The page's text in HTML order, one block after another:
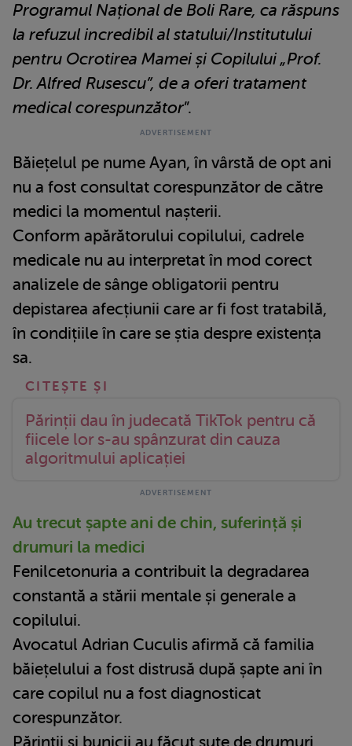
Programul Național de Boli Rare, ca răspuns
la refuzul incredibil al statului/Institutului
pentru Ocrotirea Mamei și Copilului „Prof.
Dr. Alfred Rusescu”, de a oferi tratament
medical corespunzător”.
Băiețelul pe nume Ayan, în vârstă de opt ani
nu a fost consultat corespunzător de către
medici la momentul nașterii.
Conform apărătorului copilului, cadrele
medicale nu au interpretat în mod corect
analizele de sânge obligatorii pentru
depistarea afecțiunii care ar fi fost tratabilă,
în condițiile în care se știa despre existența
sa.
Părinții dau în judecată TikTok pentru că
fiicele lor s-au spânzurat din cauza
algoritmului aplicației
Au trecut șapte ani de chin, suferință și
drumuri la medici
Fenilcetonuria a contribuit la degradarea
constantă a stării mentale și generale a
copilului.
Avocatul Adrian Cuculis afirmă că familia
băiețelului a fost distrusă după șapte ani în
care copilul nu a fost diagnosticat
corespunzător.